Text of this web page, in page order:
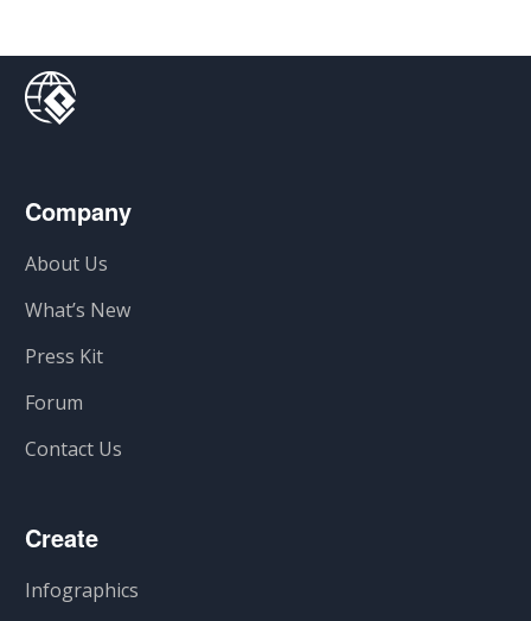
Company
About Us
What’s New
Press Kit
Forum
Contact Us
Create
Infographics